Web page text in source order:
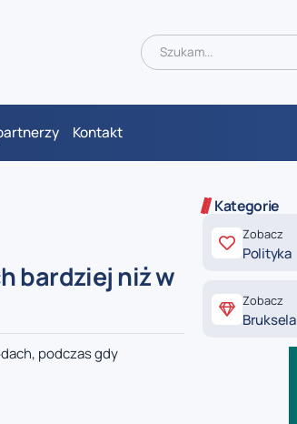
Kontakt
bardziej niż w
podczas gdy
Kategorie
Zobacz
Polityka
Zobacz
Bruksela